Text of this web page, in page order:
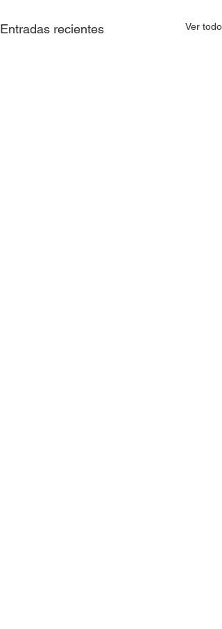
Entradas recientes Ver todo